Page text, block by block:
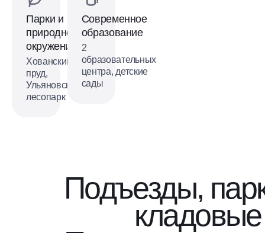
Парки и
природное
окружение
Хованский
пруд,
Ульяновский
лесопарк
Современное
образование
2
образовательных
центра, детские
сады
Подъезды,
кладовые